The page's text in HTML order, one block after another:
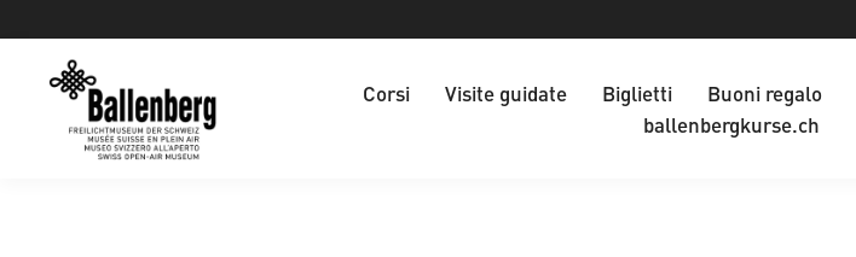
Corsi Visite guidate Biglietti Buoni regalo
ballenbergkurse.ch